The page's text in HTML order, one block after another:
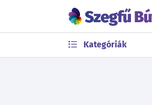
Kategóriák